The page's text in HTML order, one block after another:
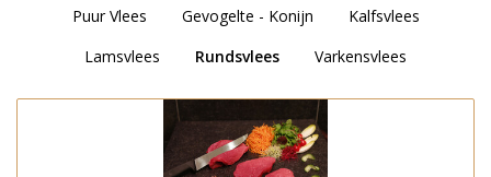
Puur Vlees Gevogelte - Konijn
Kalfsvlees
Lamsvlees
Rundsvlees Varkensvlees